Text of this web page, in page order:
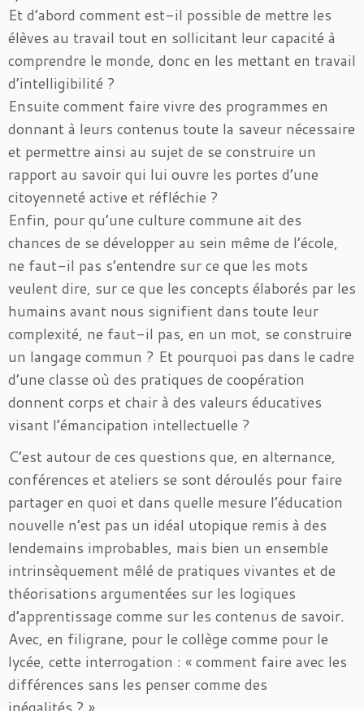
Et d’abord comment est-il possible de mettre les
élèves au travail tout en sollicitant leur capacité à
comprendre le monde, donc en les mettant en travail
d’intelligibilité ?
Ensuite comment faire vivre des programmes en
donnant à leurs contenus toute la saveur nécessaire
et permettre ainsi au sujet de se construire un
rapport au savoir qui lui ouvre les portes d’une
citoyenneté active et réfléchie ?
Enfin, pour qu’une culture commune ait des
chances de se développer au sein même de l’école,
ne faut-il pas s’entendre sur ce que les mots
veulent dire, sur ce que les concepts élaborés par les
humains avant nous signifient dans toute leur
complexité, ne faut-il pas, en un mot, se construire
un langage commun ? Et pourquoi pas dans le cadre
d’une classe où des pratiques de coopération
donnent corps et chair à des valeurs éducatives
visant l’émancipation intellectuelle ?
C’est autour de ces questions que, en alternance,
conférences et ateliers se sont déroulés pour faire
partager en quoi et dans quelle mesure l’éducation
nouvelle n’est pas un idéal utopique remis à des
lendemains improbables, mais bien un ensemble
intrinsèquement mêlé de pratiques vivantes et de
théorisations argumentées sur les logiques
d’apprentissage comme sur les contenus de savoir.
Avec, en filigrane, pour le collège comme pour le
lycée, cette interrogation : « comment faire avec les
différences sans les penser comme des
inégalités ? ».